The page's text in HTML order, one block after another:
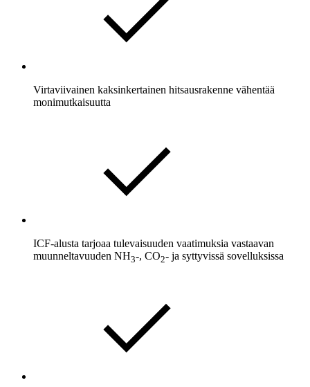
Virtaviivainen kaksinkertainen hitsausrakenne vähentää
monimutkaisuutta
ICF-alusta tarjoaa tulevaisuuden vaatimuksia vastaavan
muunneltavuuden NH3-, CO2- ja syttyvissä sovelluksissa